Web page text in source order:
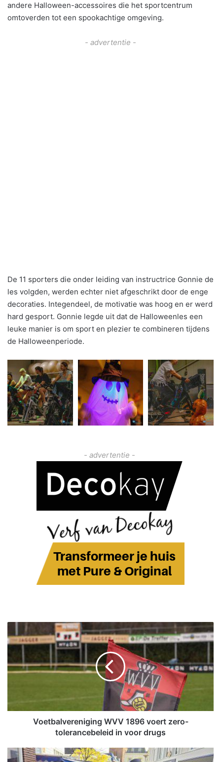
andere Halloween-accessoires die het sportcentrum
omtoverden tot een spookachtige omgeving.
- advertentie -
De 11 sporters die onder leiding van instructrice Gonnie de
les volgden, werden echter niet afgeschrikt door de enge
decoraties. Integendeel, de motivatie was hoog en er werd
hard gesport. Gonnie legde uit dat de Halloweenles een
leuke manier is om sport en plezier te combineren tijdens
de Halloweenperiode.
- advertentie -
o
e
t
b
e
Voetbalvereniging WVV 1896 voert zero-
tolerancebeleid in voor drugs